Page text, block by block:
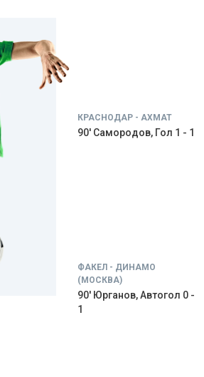
КРАСНОДАР - АХМАТ
90' Самородов, Гол 1 - 1
ФАКЕЛ - ДИНАМО
(МОСКВА)
90' Юрганов, Автогол 0 -
1